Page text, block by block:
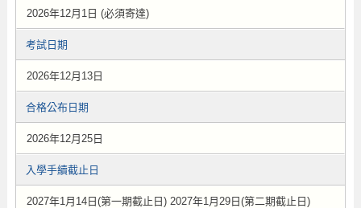
2026年12月1日 (必須寄達)
考試日期
2026年12月13日
合格公布日期
2026年12月25日
入學手續截止日
2027年1月14日(第一期截止日) 2027年1月29日(第二期截止日)